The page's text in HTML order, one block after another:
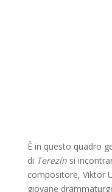
È in questo quadro
di Terezínsi
compositore, Viktor
giovane